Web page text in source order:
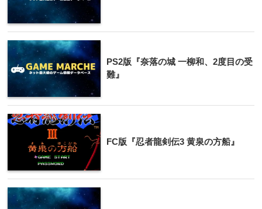
PS2版『奈落の城 一柳和、2度目の受
難』
FC版『忍者龍剣伝3 黄泉の方船』